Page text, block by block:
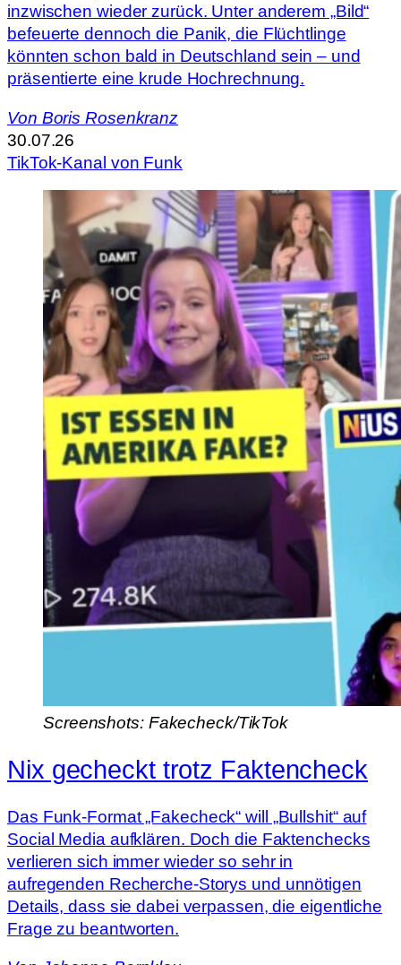
inzwischen wieder zurück. Unter anderem „Bild“
befeuerte dennoch die Panik, die Flüchtlinge
könnten schon bald in Deutschland sein – und
präsentierte eine krude Hochrechnung.
Von Boris Rosenkranz
30.07.26
TikTok-Kanal von Funk
Screenshots: Fakecheck/TikTok
Nix gecheckt trotz Faktencheck
Das Funk-Format „Fakecheck“ will „Bullshit“ auf
Social Media aufklären. Doch die Faktenchecks
verlieren sich immer wieder so sehr in
aufregenden Recherche-Storys und unnötigen
Details, dass sie dabei verpassen, die eigentliche
Frage zu beantworten.